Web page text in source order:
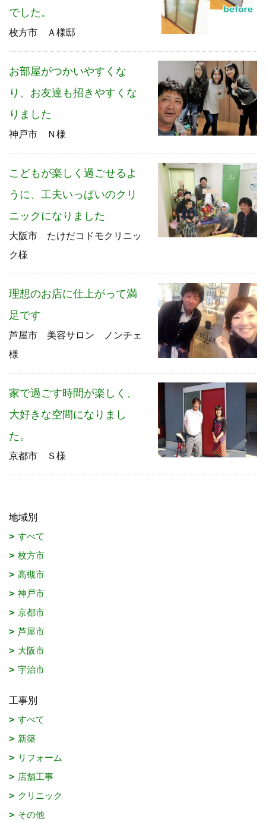
でした。
枚方市 Ａ様邸
お部屋がつかいやすくな
り、お友達も招きやすくな
りました
神戸市 Ｎ様
こどもが楽しく過ごせるよ
うに、工夫いっぱいのクリ
ニックになりました
大阪市 たけだコドモクリニッ
ク様
理想のお店に仕上がって満
足です
芦屋市 美容サロン ノンチェ
様
家で過ごす時間が楽しく、
大好きな空間になりまし
た。
京都市 Ｓ様
地域別
すべて
枚方市
高槻市
神戸市
京都市
芦屋市
大阪市
宇治市
工事別
すべて
新築
リフォーム
店舗工事
クリニック
その他